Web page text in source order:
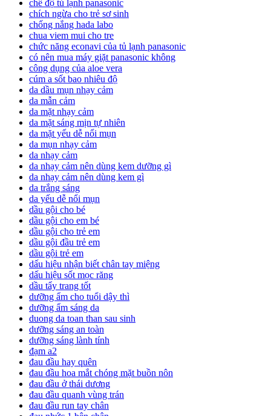
chế độ tủ lạnh panasonic
chích ngừa cho trẻ sơ sinh
chống nắng hada labo
chua viem mui cho tre
chức năng econavi của tủ lạnh panasonic
có nên mua máy giặt panasonic không
công dụng của aloe vera
cúm a sốt bao nhiêu độ
da dầu mụn nhạy cảm
da mẫn cảm
da mặt nhạy cảm
da mặt sáng mịn tự nhiên
da mặt yếu dễ nổi mụn
da mụn nhạy cảm
da nhạy cảm
da nhạy cảm nên dùng kem dưỡng gì
da nhạy cảm nên dùng kem gì
da trắng sáng
da yếu dễ nổi mụn
dầu gội cho bé
dầu gội cho em bé
dầu gội cho trẻ em
dầu gội đầu trẻ em
dầu gội trẻ em
dấu hiệu nhận biết chân tay miệng
dấu hiệu sốt mọc răng
dầu tẩy trang tốt
dưỡng ẩm cho tuổi dậy thì
dưỡng ẩm sáng da
duong da toan than sau sinh
dưỡng sáng an toàn
dưỡng sáng lành tính
đạm a2
đau đầu hay quên
đau đầu hoa mắt chóng mặt buồn nôn
đau đầu ở thái dương
đau đầu quanh vùng trán
đau đầu run tay chân